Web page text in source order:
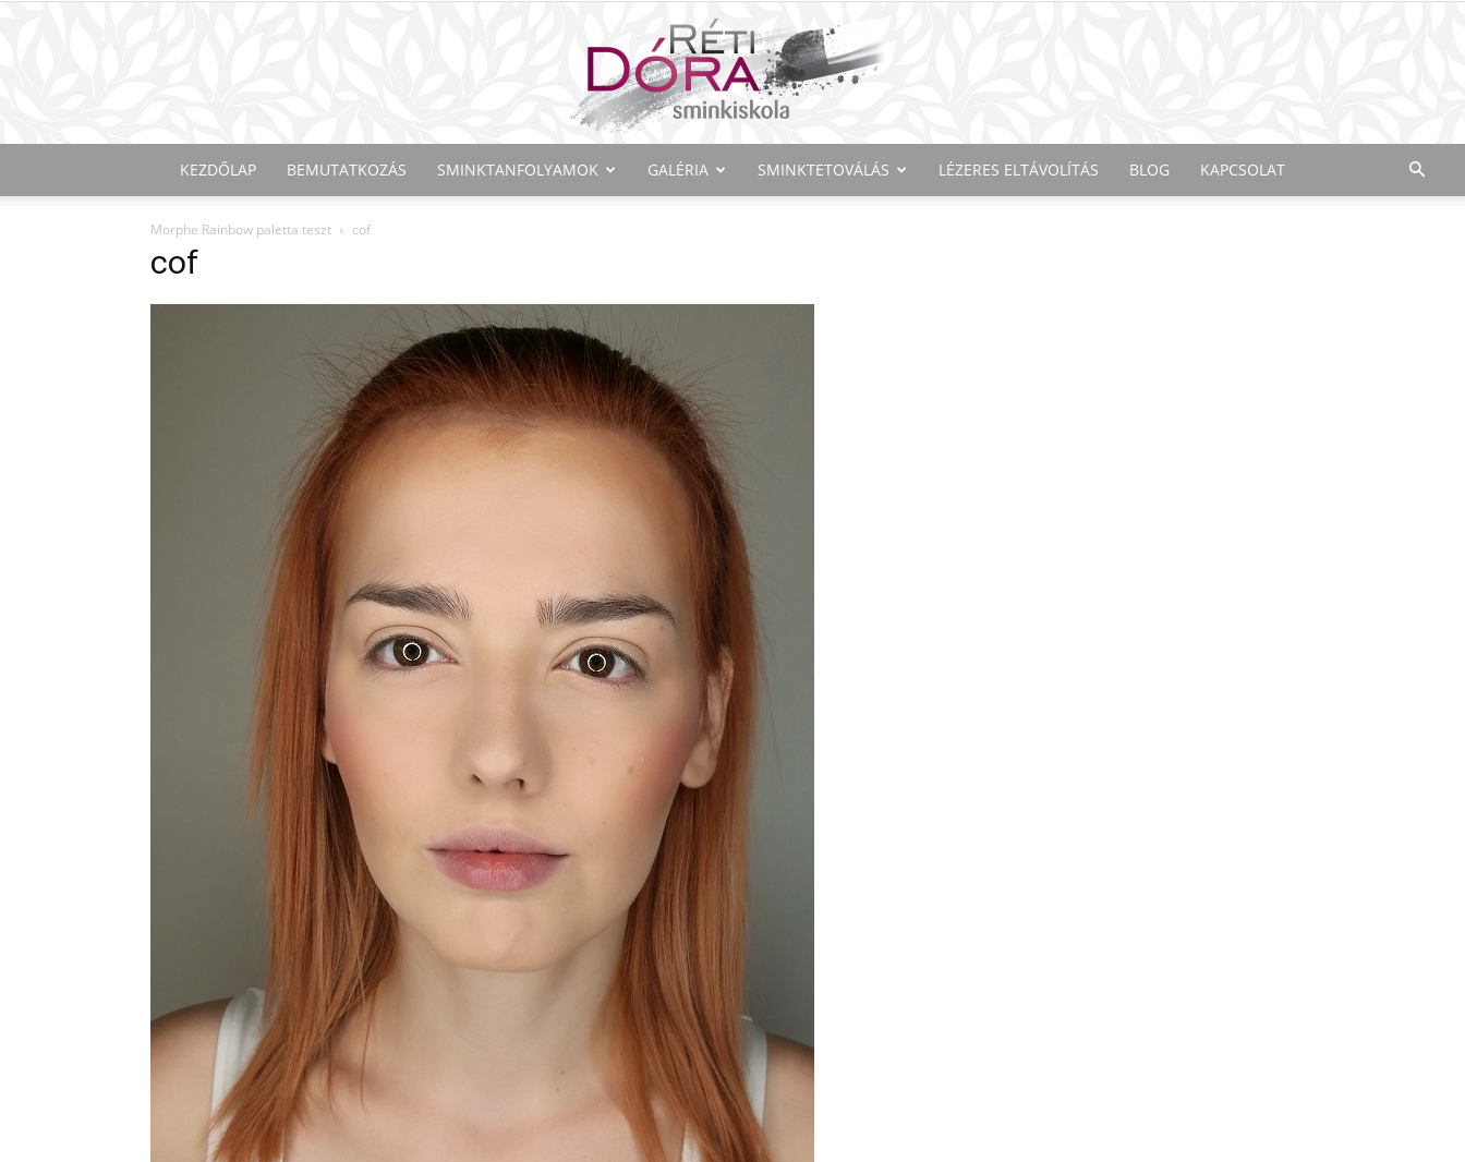
Sminkiskola
KEZDŐLAP BEMUTATKOZÁS SMINKTANFOLYAMOK GALÉRIA SMINKTETOVÁLÁS LÉZERES ELTÁVOLÍTÁS BLOG KAPCSOLAT
Morphe Rainbow paletta teszt cof
cof